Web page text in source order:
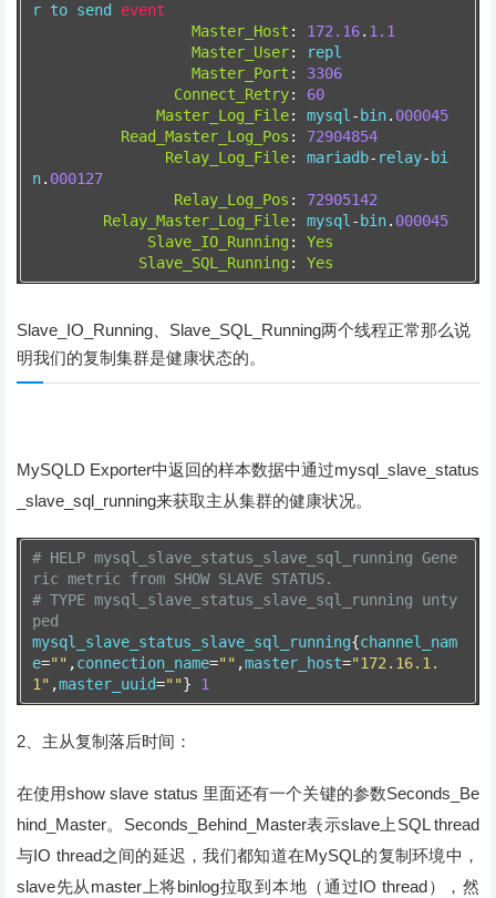
r to send event
Master_Host : 172.16. 1.1
Master_User:
repl
Master_Port :
3306
Connect_Retry:
60
Master_Log_File: mysql - bin. 000045
Read_Master_Log_Pos :
72904854
Relay_Log_File: mariadb- relay- bi
n. 000127
Relay_Log_Pos :
72905142
Relay_Master_Log_File: mysql - bin. 000045
Slave_IO_Running :
Yes
Slave_SQL_Running : Yes
Slave_IO_Running、Slave_SQL_Running两个线程正常那么说
明我们的复制集群是健康状态的。
MySQLD Exporter中返回的样本数据中通过mysql_slave_status
_slave_sql_running来获取主从集群的健康状况。
# HELP mysql_slave_status_slave_sql_running Gene
ric metric from SHOW SLAVE STATUS.
# TYPE mysql_slave_status_slave_sql_running unty
ped
mysql_slave_status_slave_sql_running{channel_nam
e="" ,connection_name="" ,master_host="172.16.1.
1" ,master_uuid=""} 1
2、主从复制落后时间：
在使用show slave status 里面还有一个关键的参数Seconds_Be
hind_Master。Seconds_Behind_Master表示slave上SQL thread
与IO thread之间的延迟，我们都知道在MySQL的复制环境中，
slave先从master上将binlog拉取到本地（通过IO thread），然